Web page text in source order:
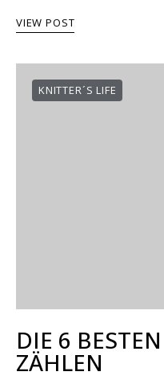
VIEW POST
KNITTER´S LIFE
DIE 6
ZÄHLEN